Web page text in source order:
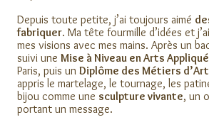
Depuis toute petite, j’ai toujours aimé
fabriquer. Ma tête fourmille d’idées et
mes visions avec mes mains. Après un
suivi une Mise à Niveau en Arts
Paris, puis un Diplôme des Métiers d’Art
appris le martelage, le tournage, les
bijou comme une sculpture vivante, un
portant un message.